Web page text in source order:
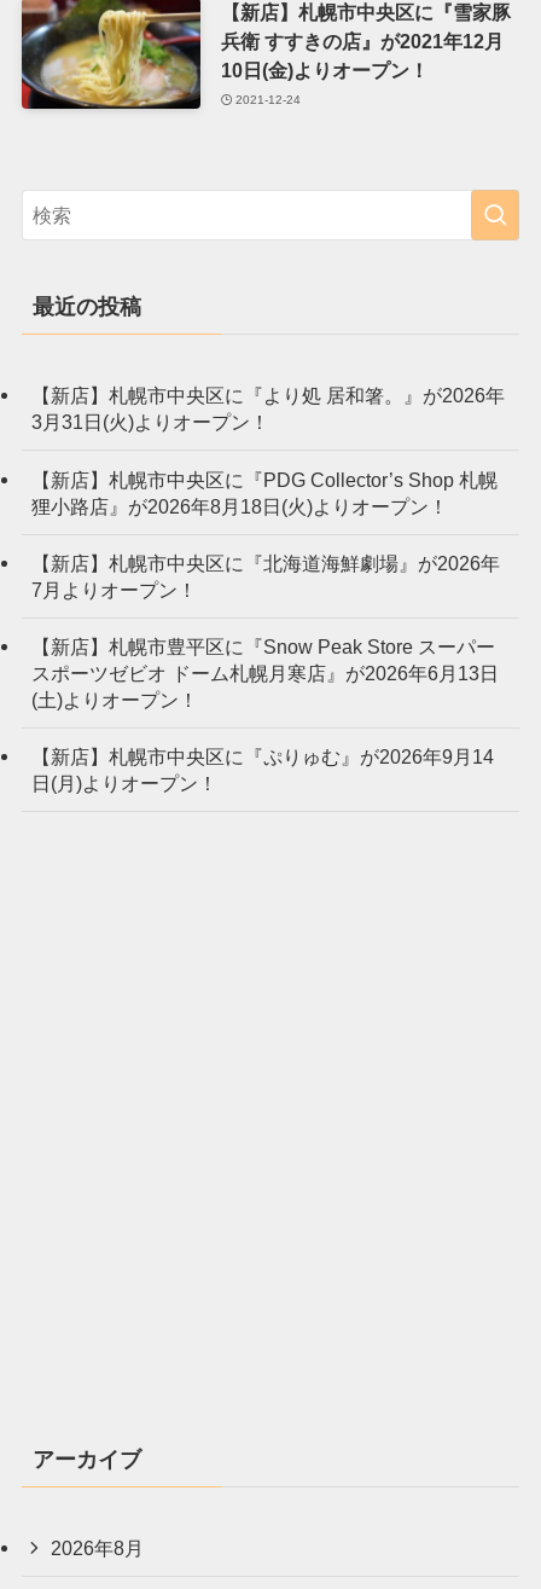
【新店】札幌市中央区に『雪家豚
兵衛 すすきの店』が2021年12月
10日(金)よりオープン！
2021-12-24
最近の投稿
【新店】札幌市中央区に『より処 居和箸。』が2026年
3月31日(火)よりオープン！
【新店】札幌市中央区に『PDG Collector’s Shop 札幌
狸小路店』が2026年8月18日(火)よりオープン！
【新店】札幌市中央区に『北海道海鮮劇場』が2026年
7月よりオープン！
【新店】札幌市豊平区に『Snow Peak Store スーパー
スポーツゼビオ ドーム札幌月寒店』が2026年6月13日
(土)よりオープン！
【新店】札幌市中央区に『ぷりゅむ』が2026年9月14
日(月)よりオープン！
アーカイブ
2026年8月